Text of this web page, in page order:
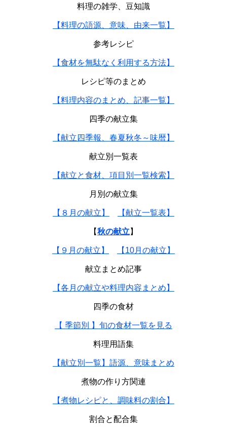
料理の雑学、豆知識
【料理の語源、意味、由来一覧】
参考レシピ
【食材を無駄なく利用する方法】
レシピ等のまとめ
【料理内容のまとめ、記事一覧】
四季の献立集
【献立四季報、春夏秋冬～味暦】
献立別一覧表
【献立と食材、項目別一覧検索】
月別の献立集
【８月の献立】 【献立一覧表】
【秋の献立 】
【９月の献立】 【10月の献立】
献立まとめ記事
【各月の献立や料理内容まとめ】
四季の食材
【 季節別 】旬の食材一覧を見る
料理用語集
【献立別一覧】語源、意味まとめ
煮物の作り方関連
【煮物レシピと、調味料の割合】
割合と配合集